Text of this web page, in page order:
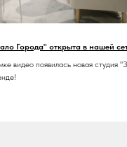
Города" открыта в нашей
видео появилась новая студия